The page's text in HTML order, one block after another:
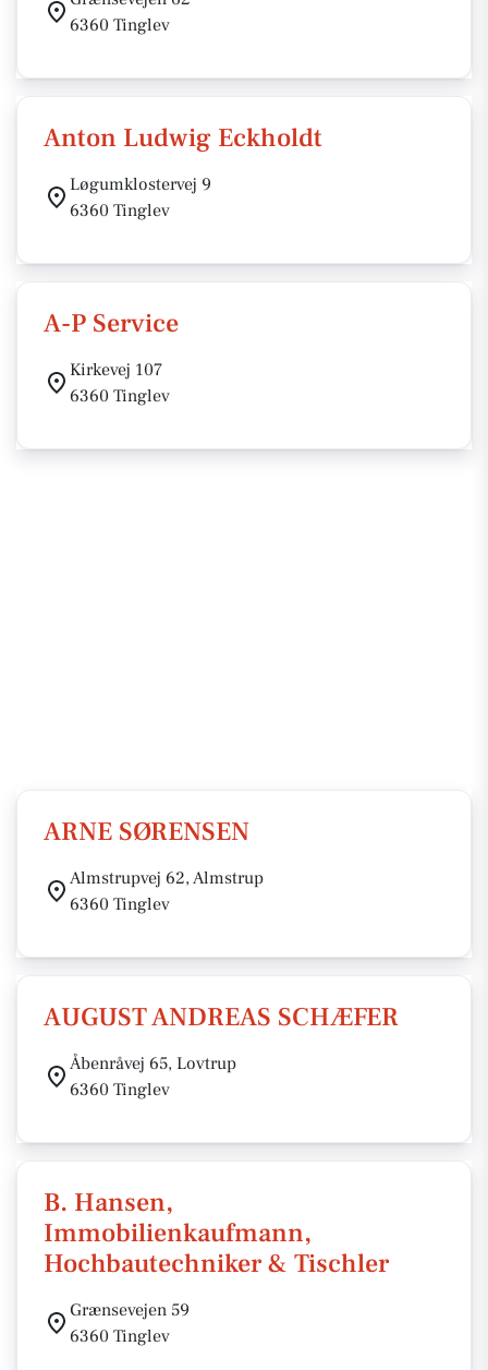
6360 Tinglev
Anton Ludwig Eckholdt
Løgumklostervej 9
6360 Tinglev
A-P Service
Kirkevej 107
6360 Tinglev
ARNE SØRENSEN
Almstrupvej 62, Almstrup
6360 Tinglev
AUGUST ANDREAS SCHÆFER
Åbenråvej 65, Lovtrup
6360 Tinglev
B. Hansen,
Immobilienkaufmann,
Hochbautechniker & Tischler
Grænsevejen 59
6360 Tinglev